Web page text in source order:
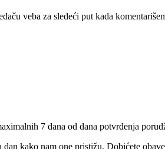
veba za sledeći put kada
7 dana od dana potvrđenja
kako nam one pristižu. Dobićete